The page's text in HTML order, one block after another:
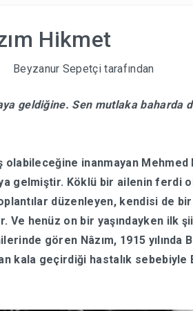
Hikmet
Beyzanur Sepetçi tarafından
geldiğine. Sen mutlaka baharda
inanmayan Mehmed
gelmiştir. Köklü bir ailenin ferdi
düzenleyen, kendisi de
Ve henüz on bir yaşındayken
gören Nâzım, 1915 yılında
kala geçirdiği hastalık sebebiyle